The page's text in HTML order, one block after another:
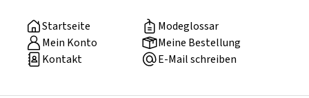
Startseite
Modeglossar
Mein Konto
Meine Bestellung
Kontakt
E-Mail schreiben